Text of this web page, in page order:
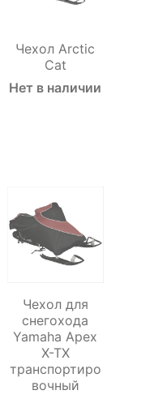
Чехол Arctic
Cat
Нет в наличии
Чехол для
снегохода
Yamaha Apex
X-TX
транспортиро
вочный